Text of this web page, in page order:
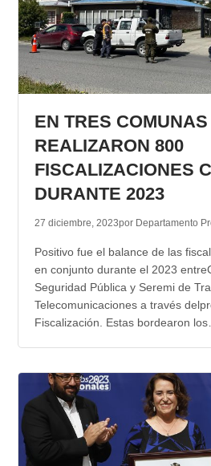
EN TRES
REALIZARON 800
FISCALIZACIONES
DURANTE 2023
27 diciembre, 2023por Departamento
Positivo fue el balance de las
en conjunto durante el 2023
Seguridad Pública y Seremi de
Telecomunicaciones a través
Fiscalización. Estas bordearon